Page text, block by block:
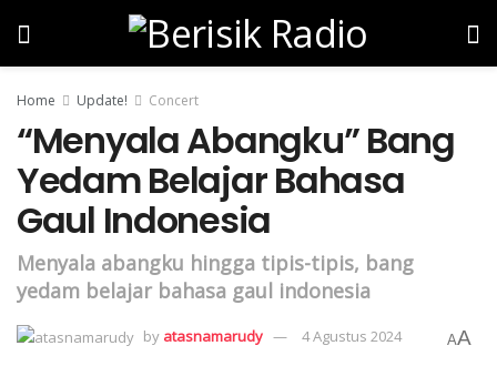
Home Update! Concert
“Menyala Abangku” Bang
Yedam Belajar Bahasa
Gaul Indonesia
Menyala abangku hingga tipis-tipis, bang
yedam belajar bahasa gaul indonesia
by atasnamarudy 4 Agustus 2024 AA